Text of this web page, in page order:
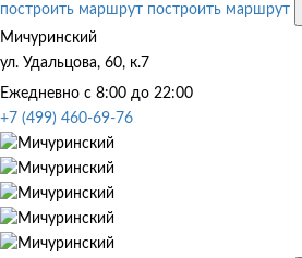
построить маршрут построить маршрут
Мичуринский
ул. Удальцова, 60, к.7
Ежедневно с 8:00 до 22:00
+7 (499) 460-69-76